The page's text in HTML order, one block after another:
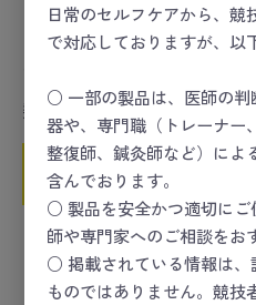
日常のセルフケアから、競
で対応しておりますが、以
○ 一部の製品は、医師の
器や、専門職（トレーナー
整復師、鍼灸師など）によ
含んでおります。
○ 製品を安全かつ適切にご
師や専門家へのご相談をお
○ 掲載されている情報は、
ものではありません。競技
数量
カートに入れる